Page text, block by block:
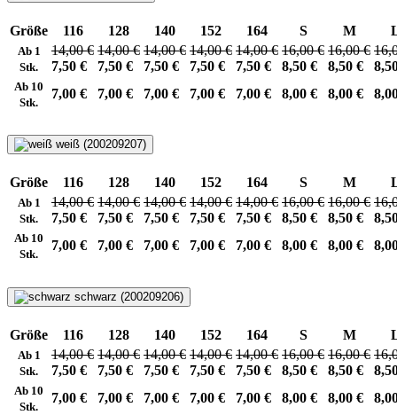
Größe 116 128 140 152 164 S M
Ab 1
Stk.
14,00 €
7,50 €
14,00 €
7,50 €
14,00 €
7,50 €
14,00 €
7,50 €
14,00 €
7,50 €
16,00 €
8,50 €
16,00 €
8,50 €
Ab 10
Stk.
7,00 € 7,00 € 7,00 € 7,00 € 7,00 € 8,00 € 8,00 €
weiß (200209207)
Größe 116 128 140 152 164 S M
Ab 1
Stk.
14,00 €
7,50 €
14,00 €
7,50 €
14,00 €
7,50 €
14,00 €
7,50 €
14,00 €
7,50 €
16,00 €
8,50 €
16,00 €
8,50 €
Ab 10
Stk.
7,00 € 7,00 € 7,00 € 7,00 € 7,00 € 8,00 € 8,00 €
schwarz (200209206)
Größe 116 128 140 152 164 S M
Ab 1
Stk.
14,00 €
7,50 €
14,00 €
7,50 €
14,00 €
7,50 €
14,00 €
7,50 €
14,00 €
7,50 €
16,00 €
8,50 €
16,00 €
8,50 €
Ab 10
Stk.
7,00 € 7,00 € 7,00 € 7,00 € 7,00 € 8,00 € 8,00 €